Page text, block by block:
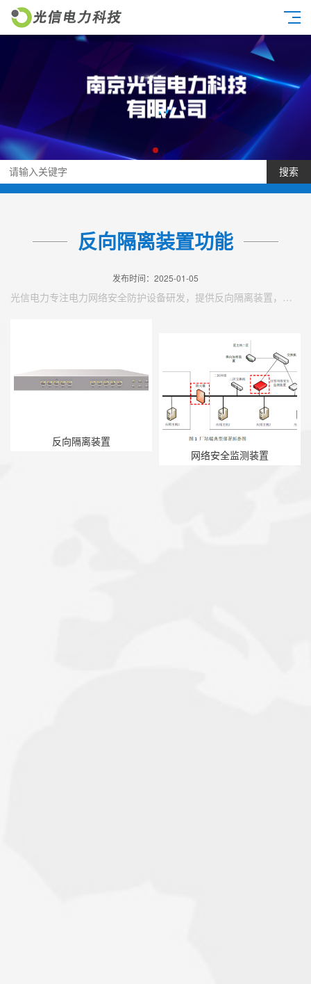
搜索
反向隔离装置功能
发布时间：2025-01-05
光信电力专注电力网络安全防护设备研发，提供反向隔离装置，反向隔离装置功能等产品。电力网络安全设备一站式解决方案提供商，7*24小时技术支持。
网络安全监测装置
反向隔离装置